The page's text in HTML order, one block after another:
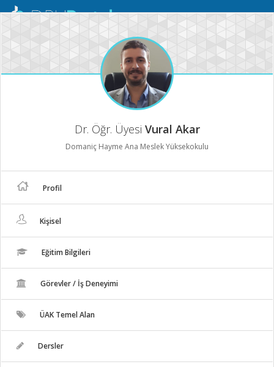
Mobil
Dr. Öğr. Üyesi Vural Akar
Domaniç Hayme Ana Meslek Yüksekokulu
Profil
Kişisel
Eğitim Bilgileri
Görevler / İş Deneyimi
ÜAK Temel Alan
Dersler